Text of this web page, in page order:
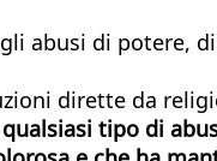
abusi di potere,
dirette da
tipo di